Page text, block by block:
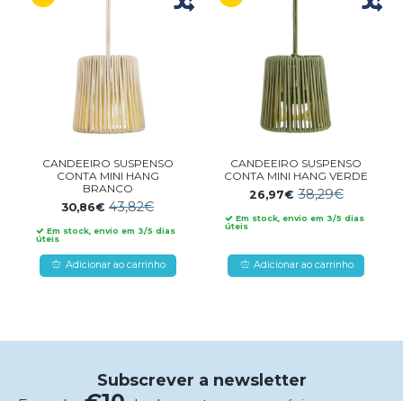
CANDEEIRO SUSPENSO
CONTA MINI HANG
BRANCO
30,86€43,82€
Em stock, envio em 3/5 dias
úteis
Adicionar ao carrinho
CANDEEIRO SUSPENSO
CONTA MINI HANG VERDE
26,97€ 38,29€
Em stock, envio em 3/5 dias
úteis
Adicionar ao carrinho
Subscrever a newsletter